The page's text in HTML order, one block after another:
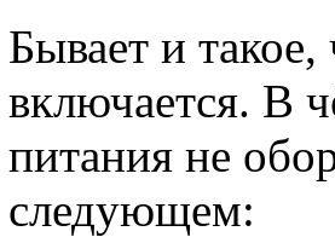
Бывает и
включается. В
питания не
следующем: